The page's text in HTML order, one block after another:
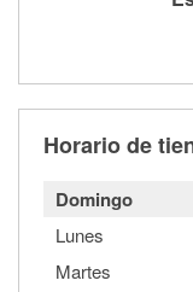
Horario de
Domingo
Lunes
Martes